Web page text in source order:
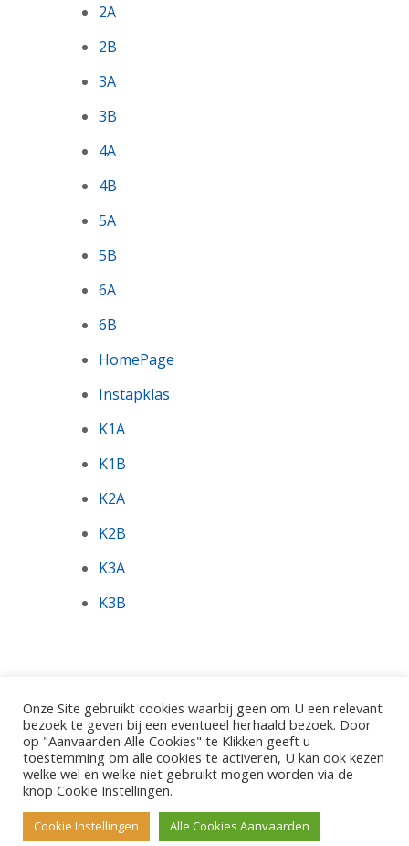
2A
2B
3A
3B
4A
4B
5A
5B
6A
6B
HomePage
Instapklas
K1A
K1B
K2A
K2B
K3A
K3B
©2026 - Gemeentelijke Basisschool De Pinte.
Polderbos 1, 9840 De Pinte
Onze Site gebruikt cookies waarbij geen om U een relevant
bezoek te geven bij een eventueel herhaald bezoek. Door
op "Aanvaarden Alle Cookies" te Klikken geeft u
toestemming om alle cookies te activeren, U kan ook kezen
welke wel en welke niet gebruikt mogen worden via de
knop Cookie Instellingen.
Cookie Instellingen Alle Cookies Aanvaarden